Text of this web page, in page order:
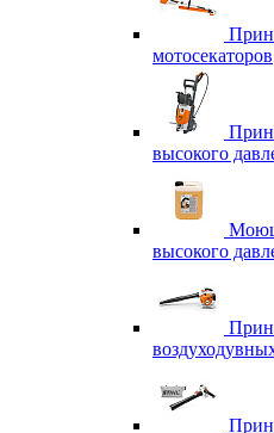
мотосекаторов
высокого
высокого